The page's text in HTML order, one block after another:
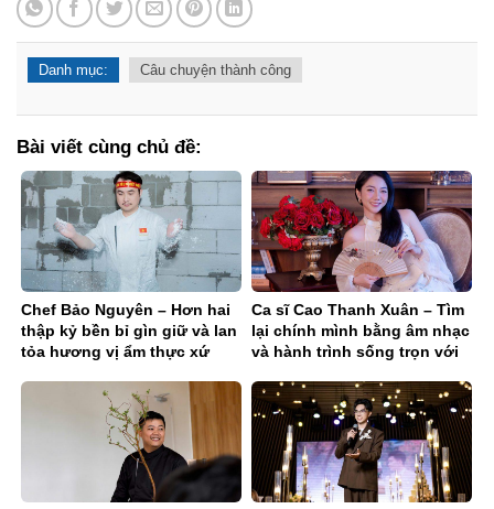
Danh mục: Câu chuyện thành công
Bài viết cùng chủ đề:
Chef Bảo Nguyên – Hơn hai
thập kỷ bền bỉ gìn giữ và lan
tỏa hương vị ẩm thực xứ
Ca sĩ Cao Thanh Xuân – Tìm
lại chính mình bằng âm nhạc
và hành trình sống trọn với